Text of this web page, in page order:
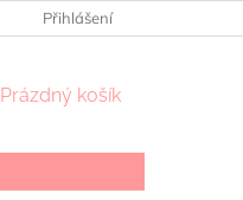
Přihlášení
NÁKUPNÍ
Prázdný košík